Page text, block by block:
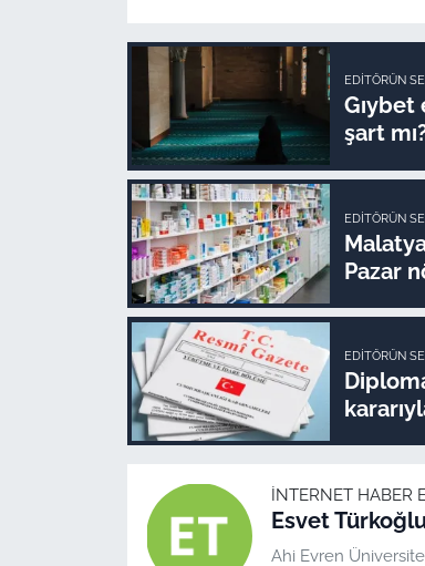
EDITÖRÜN
Gıybet
şart
EDITÖRÜN
Pazar
EDITÖRÜN
İNTERNET HABER
Esvet
Ahi Evren